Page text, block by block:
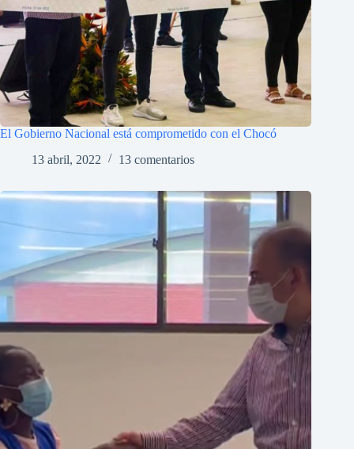
El Gobierno Nacional está comprometido con el Chocó
13 abril, 2022
13 comentarios